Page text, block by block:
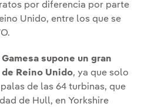
por diferencia por parte
Unido, entre los que se
supone un gran
Reino Unido, ya que solo
de las 64 turbinas, que
de Hull, en Yorkshire